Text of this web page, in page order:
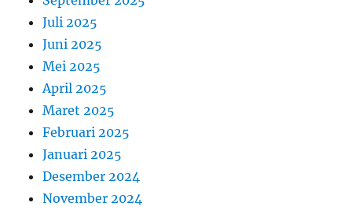
Juli 2025
Juni 2025
Mei 2025
April 2025
Maret 2025
Februari 2025
Januari 2025
Desember 2024
November 2024